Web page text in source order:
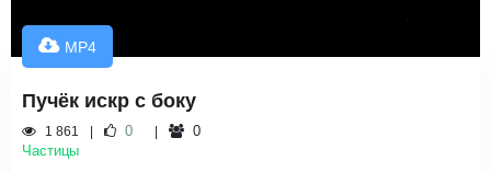
MP4
Пучёк искр с боку
1 861 0
0
Частицы